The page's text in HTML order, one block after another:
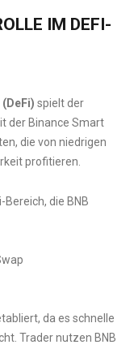
IM DEFI-
spielt der
der Binance Smart
die von niedrigen
profitieren.
die BNB
da es schnelle
Trader nutzen BNB